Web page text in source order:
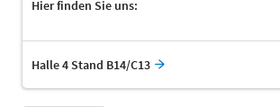
Hier finden Sie uns:
Halle 4 Stand B14/C13